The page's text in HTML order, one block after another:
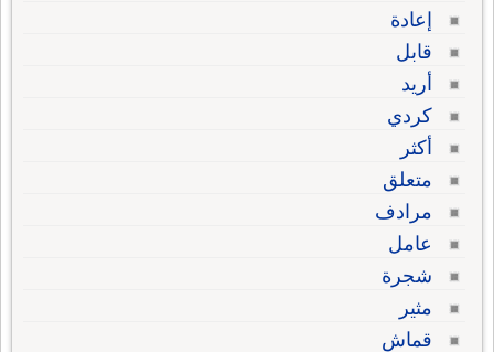
إعادة
قابل
أريد
كردي
أكثر
متعلق
مرادف
عامل
شجرة
مثير
قماش